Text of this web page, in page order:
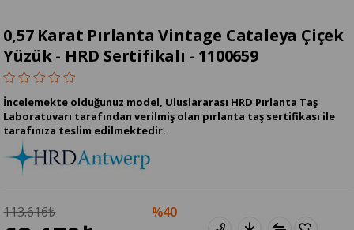
0,57 Karat Pırlanta Vintage Cataleya Çiçek
Yüzük - HRD Sertifikalı - 1100659
İncelemekte olduğunuz model, Uluslararası HRD Pırlanta Taş
Laboratuvarı tarafından verilmiş olan pırlanta taş sertifikası ile
tarafınıza teslim edilmektedir.
113.616₺ 40